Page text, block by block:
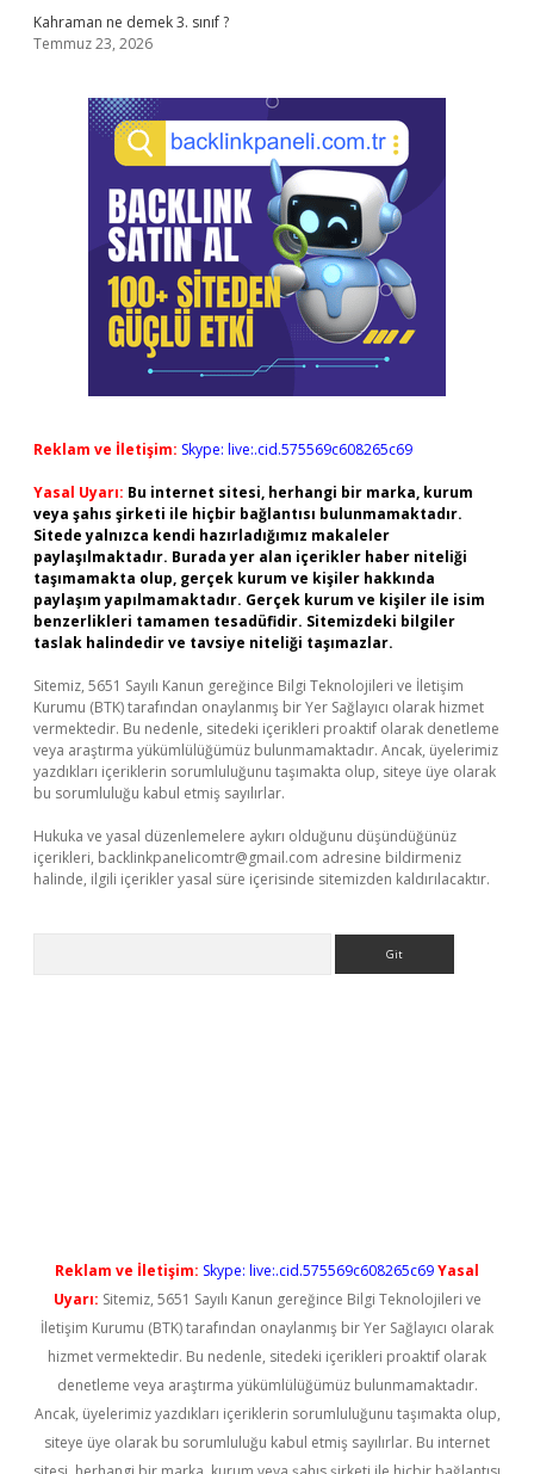
Kahraman ne demek 3. sınıf ?
Temmuz 23, 2026
Reklam ve İletişim: Skype: live:.cid.575569c608265c69
Yasal Uyarı: Bu internet sitesi, herhangi bir marka, kurum
veya şahıs şirketi ile hiçbir bağlantısı bulunmamaktadır.
Sitede yalnızca kendi hazırladığımız makaleler
paylaşılmaktadır. Burada yer alan içerikler haber niteliği
taşımamakta olup, gerçek kurum ve kişiler hakkında
paylaşım yapılmamaktadır. Gerçek kurum ve kişiler ile isim
benzerlikleri tamamen tesadüfidir. Sitemizdeki bilgiler
taslak halindedir ve tavsiye niteliği taşımazlar.
Sitemiz, 5651 Sayılı Kanun gereğince Bilgi Teknolojileri ve İletişim
Kurumu (BTK) tarafından onaylanmış bir Yer Sağlayıcı olarak hizmet
vermektedir. Bu nedenle, sitedeki içerikleri proaktif olarak denetleme
veya araştırma yükümlülüğümüz bulunmamaktadır. Ancak, üyelerimiz
yazdıkları içeriklerin sorumluluğunu taşımakta olup, siteye üye olarak
bu sorumluluğu kabul etmiş sayılırlar.
Hukuka ve yasal düzenlemelere aykırı olduğunu düşündüğünüz
içerikleri, backlinkpanelicomtr@gmail.com adresine bildirmeniz
halinde, ilgili içerikler yasal süre içerisinde sitemizden kaldırılacaktır.
Reklam ve İletişim: Skype: live:.cid.575569c608265c69Yasal
Uyarı: Sitemiz, 5651 Sayılı Kanun gereğince Bilgi Teknolojileri ve
İletişim Kurumu (BTK) tarafından onaylanmış bir Yer Sağlayıcı olarak
hizmet vermektedir. Bu nedenle, sitedeki içerikleri proaktif olarak
denetleme veya araştırma yükümlülüğümüz bulunmamaktadır.
Ancak, üyelerimiz yazdıkları içeriklerin sorumluluğunu taşımakta olup,
siteye üye olarak bu sorumluluğu kabul etmiş sayılırlar. Bu internet